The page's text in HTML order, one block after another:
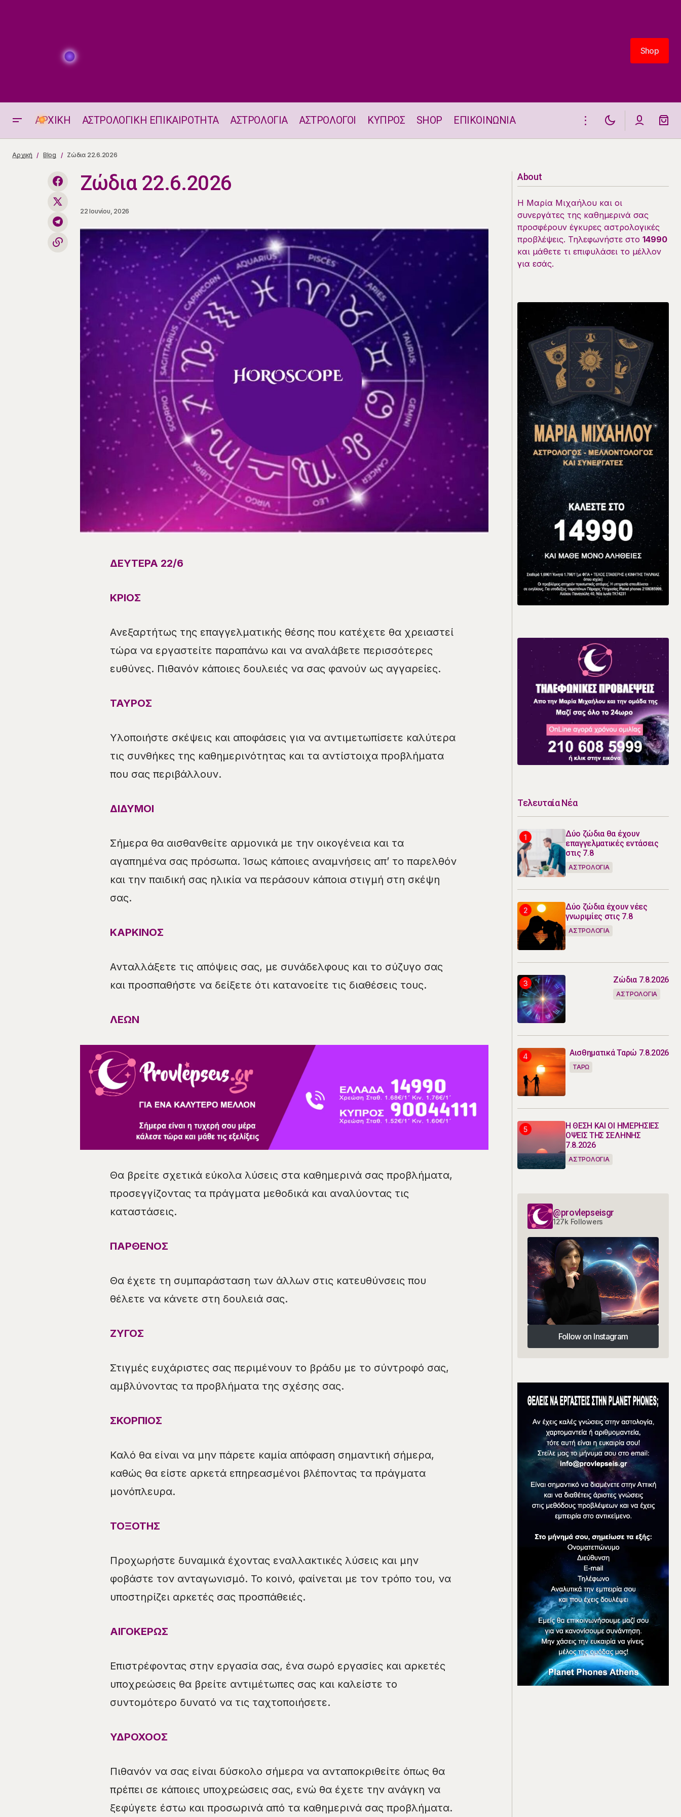
Shop
Shop
ΑΡΧΙΚΗ ΑΣΤΡΟΛΟΓΙΚΗ ΕΠΙΚΑΙΡΟΤΗΤΑ ΑΣΤΡΟΛΟΓΙΑ ΑΣΤΡΟΛΟΓΟΙ ΚΥΠΡΟΣ SHOP ΕΠΙΚΟΙΝΩΝΙΑ
Εβδομαδιαίες προβλέψεις 22.6-
28.6.2026
Αρχική Blog Ζώδια 22.6.2026
Ζώδια 22.6.2026
22 Ιουνίου, 2026
ΔΕΥΤΕΡΑ 22/6
ΚΡΙΟΣ
Ανεξαρτήτως της επαγγελματικής θέσης που κατέχετε θα χρειαστεί
τώρα να εργαστείτε παραπάνω και να αναλάβετε περισσότερες
ευθύνες. Πιθανόν κάποιες δουλειές να σας φανούν ως αγγαρείες.
ΤΑΥΡΟΣ
Υλοποιήστε σκέψεις και αποφάσεις για να αντιμετωπίσετε καλύτερα
τις συνθήκες της καθημερινότητας και τα αντίστοιχα προβλήματα
που σας περιβάλλουν.
ΔΙΔΥΜΟΙ
Σήμερα θα αισθανθείτε αρμονικά με την οικογένεια και τα
αγαπημένα σας πρόσωπα. Ίσως κάποιες αναμνήσεις απ’ το παρελθόν
και την παιδική σας ηλικία να περάσουν κάποια στιγμή στη σκέψη
σας.
ΚΑΡΚΙΝΟΣ
Ανταλλάξετε τις απόψεις σας, με συνάδελφους και το σύζυγο σας
και προσπαθήστε να δείξετε ότι κατανοείτε τις διαθέσεις τους.
ΛΕΩΝ
Θα βρείτε σχετικά εύκολα λύσεις στα καθημερινά σας προβλήματα,
προσεγγίζοντας τα πράγματα μεθοδικά και αναλύοντας τις
καταστάσεις.
ΠΑΡΘΕΝΟΣ
Θα έχετε τη συμπαράσταση των άλλων στις κατευθύνσεις που
θέλετε να κάνετε στη δουλειά σας.
ΖΥΓΟΣ
Στιγμές ευχάριστες σας περιμένουν το βράδυ με το σύντροφό σας,
αμβλύνοντας τα προβλήματα της σχέσης σας.
ΣΚΟΡΠΙΟΣ
Καλό θα είναι να μην πάρετε καμία απόφαση σημαντική σήμερα,
καθώς θα είστε αρκετά επηρεασμένοι βλέποντας τα πράγματα
μονόπλευρα.
ΤΟΞΟΤΗΣ
Προχωρήστε δυναμικά έχοντας εναλλακτικές λύσεις και μην
φοβάστε τον ανταγωνισμό. Το κοινό, φαίνεται με τον τρόπο του, να
υποστηρίζει αρκετές σας προσπάθειές.
ΑΙΓΟΚΕΡΩΣ
Επιστρέφοντας στην εργασία σας, ένα σωρό εργασίες και αρκετές
υποχρεώσεις θα βρείτε αντιμέτωπες σας και καλείστε το
συντομότερο δυνατό να τις ταχτοποιήσετε.
ΥΔΡΟΧΟΟΣ
Πιθανόν να σας είναι δύσκολο σήμερα να ανταποκριθείτε όπως θα
πρέπει σε κάποιες υποχρεώσεις σας, ενώ θα έχετε την ανάγκη να
ξεφύγετε έστω και προσωρινά από τα καθημερινά σας προβλήματα.
About
Η Μαρία Μιχαήλου και οι
συνεργάτες της καθημερινά σας
προσφέρουν έγκυρες αστρολογικές
προβλέψεις. Τηλεφωνήστε στο 14990
και μάθετε τι επιφυλάσει το μέλλον
για εσάς.
Τελευταία Νέα
Δύο ζώδια θα έχουν
επαγγελματικές εντάσεις
στις 7.8
ΑΣΤΡΟΛΟΓΙΑ
Δύο ζώδια έχουν νέες
γνωριμίες στις 7.8
ΑΣΤΡΟΛΟΓΙΑ
Ζώδια 7.8.2026
ΑΣΤΡΟΛΟΓΙΑ
Αισθηματικά Ταρώ 7.8.2026
ΤΑΡΩ
Η ΘΕΣΗ ΚΑΙ ΟΙ ΗΜΕΡΗΣΙΕΣ
ΟΨΕΙΣ ΤΗΣ ΣΕΛΗΝΗΣ
7.8.2026
ΑΣΤΡΟΛΟΓΙΑ
@provlepseisgr
127k Followers
Follow on Instagram
Follow on Instagram